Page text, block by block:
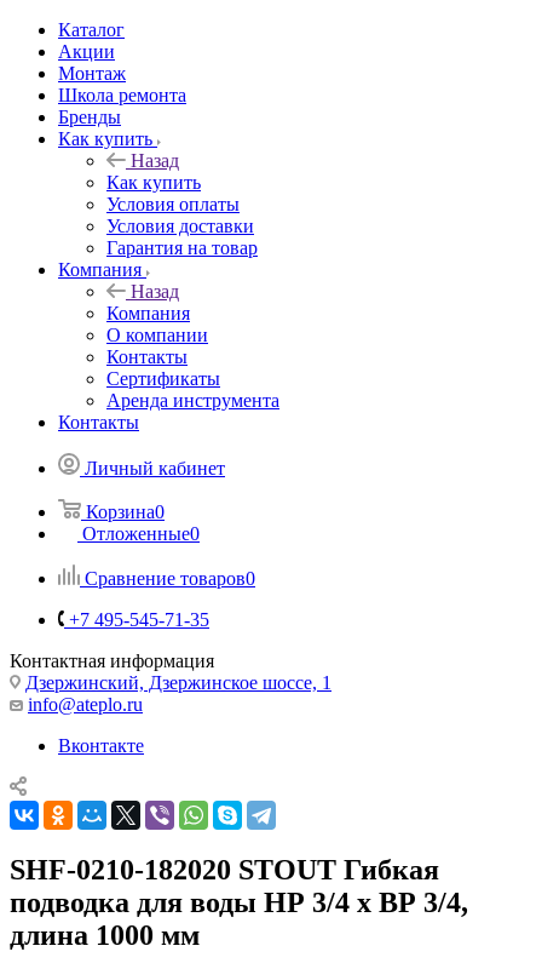
Каталог
Акции
Монтаж
Школа ремонта
Бренды
Как купить
Назад
Как купить
Условия оплаты
Условия доставки
Гарантия на товар
Компания
Назад
Компания
О компании
Контакты
Сертификаты
Аренда инструмента
Контакты
Личный кабинет
Корзина0
Отложенные0
Сравнение товаров0
+7 495-545-71-35
Контактная информация
Дзержинский, Дзержинское шоссе, 1
info@ateplo.ru
Вконтакте
SHF-0210-182020 STOUT Гибкая
подводка для воды НР 3/4 х ВР 3/4,
длина 1000 мм